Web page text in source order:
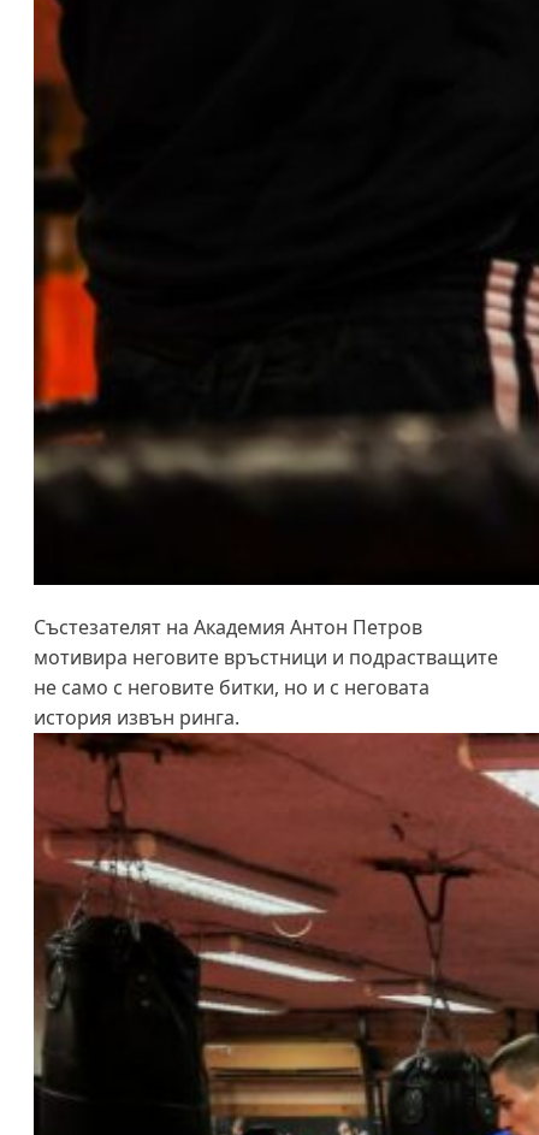
Състезателят на Академия Антон Петров
мотивира неговите връстници и подрастващите
не само с неговите битки, но и с неговата
история извън ринга.